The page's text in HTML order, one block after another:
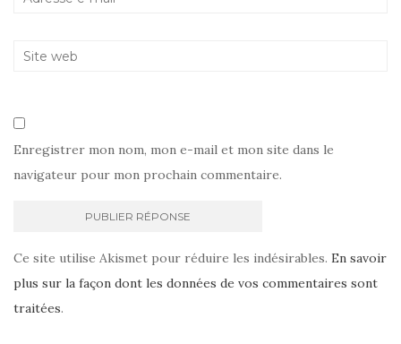
Enregistrer mon nom, mon e-mail et mon site dans le
navigateur pour mon prochain commentaire.
Ce site utilise Akismet pour réduire les indésirables. En savoir
plus sur la façon dont les données de vos commentaires sont
traitées.